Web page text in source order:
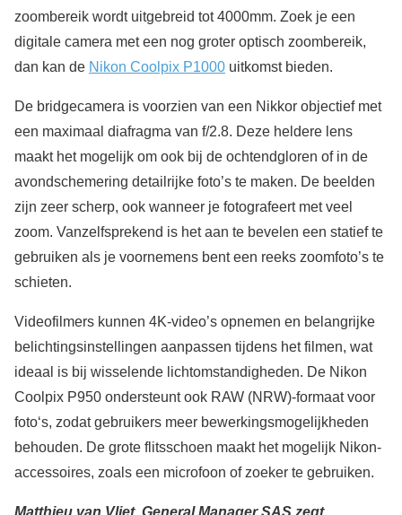
zoombereik wordt uitgebreid tot 4000mm. Zoek je een
digitale camera met een nog groter optisch zoombereik,
dan kan de Nikon Coolpix P1000 uitkomst bieden.
De bridgecamera is voorzien van een Nikkor objectief met
een maximaal diafragma van f/2.8. Deze heldere lens
maakt het mogelijk om ook bij de ochtendgloren of in de
avondschemering detailrijke foto’s te maken. De beelden
zijn zeer scherp, ook wanneer je fotografeert met veel
zoom. Vanzelfsprekend is het aan te bevelen een statief te
gebruiken als je voornemens bent een reeks zoomfoto’s te
schieten.
Videofilmers kunnen 4K-video’s opnemen en belangrijke
belichtingsinstellingen aanpassen tijdens het filmen, wat
ideaal is bij wisselende lichtomstandigheden. De Nikon
Coolpix P950 ondersteunt ook RAW (NRW)-formaat voor
foto‘s, zodat gebruikers meer bewerkingsmogelijkheden
behouden. De grote flitsschoen maakt het mogelijk Nikon-
accessoires, zoals een microfoon of zoeker te gebruiken.
Matthieu van Vliet, General Manager SAS zegt